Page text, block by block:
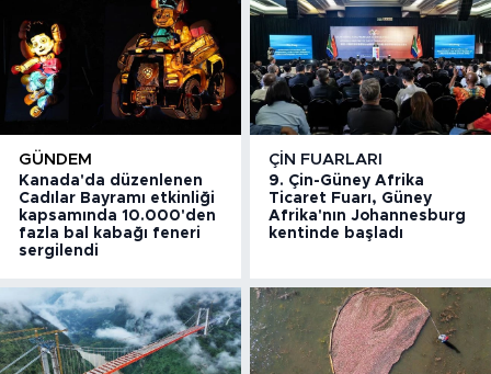
GÜNDEM
Kanada'da düzenlenen
Cadılar Bayramı etkinliği
kapsamında 10.000'den
fazla bal kabağı feneri
sergilendi
ÇIN FUARLARI
9. Çin-Güney Afrika
Ticaret Fuarı, Güney
Afrika'nın Johannesburg
kentinde başladı